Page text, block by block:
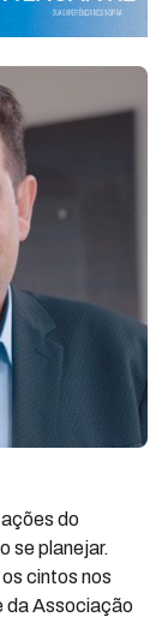
do
se planejar.
cintos nos
da Associação